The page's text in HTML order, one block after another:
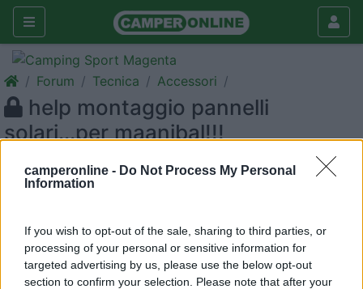
camperonline - Do Not Process My Personal
Information
If you wish to opt-out of the sale, sharing to third parties, or
processing of your personal or sensitive information for
targeted advertising by us, please use the below opt-out
section to confirm your selection. Please note that after your
Forum Tecnica Accessori
help montaggio pannelli
solari...per maanibal!!!
Galleria
Nuovo
< >